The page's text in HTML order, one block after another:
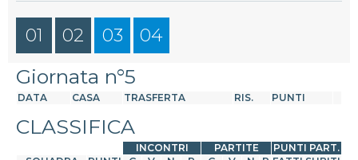
01 02 03 04
Giornata n°5
DATA CASA TRASFERTA RIS. PUNTI
CLASSIFICA
INCONTRI PARTITE
PUNTI PART.